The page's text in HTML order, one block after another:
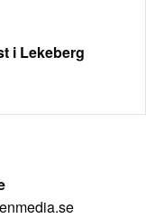
i Lekeberg